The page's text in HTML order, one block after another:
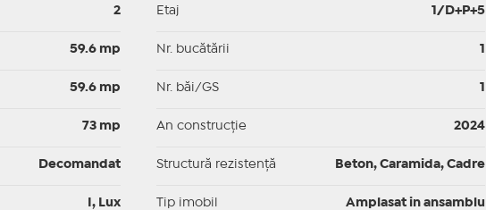
2
59.6 mp
59.6 mp
73 mp
Decomandat
I, Lux
Etaj 1/D+P+5
Nr. bucătării
Nr. băi/GS
An construcție 2024
Structură rezistență Beton, Caramida, Cadre
Tip imobil
Amplasat in ansamblu